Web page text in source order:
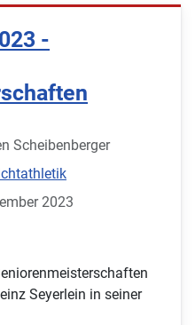
-
Scheibenberger
2023
Seyerlein in seiner